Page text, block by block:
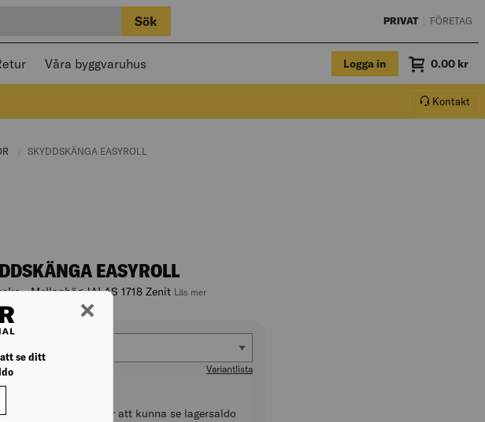
Sök PRIVAT FÖRETAG
Våra byggvaruhus Logga in Varukorg.
Summa
0.00 kr
Kontakt
CURRENT PAGE:
CURRENT PAGE:
SKYDDSKÄNGA EASYROLL
EASYROLL
- Mellanhög JALAS 1718 Zenit Läs mer
006090819
Variantlista
Välj byggvaruhus för att kunna se lagersaldo
se ditt